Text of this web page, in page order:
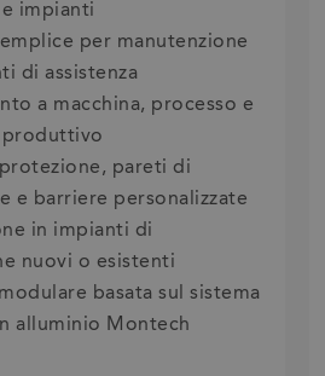
impianti
per manutenzione
di assistenza
a macchina, processo e
produttivo
pareti di
e barriere personalizzate
in impianti di
nuovi o esistenti
basata sul sistema
alluminio Montech